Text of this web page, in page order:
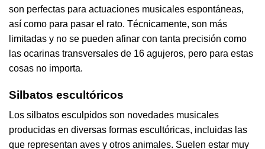
son perfectas para actuaciones musicales espontáneas,
así como para pasar el rato. Técnicamente, son más
limitadas y no se pueden afinar con tanta precisión como
las ocarinas transversales de 16 agujeros, pero para estas
cosas no importa.
Silbatos escultóricos
Los silbatos esculpidos son novedades musicales
producidas en diversas formas escultóricas, incluidas las
que representan aves y otros animales. Suelen estar muy